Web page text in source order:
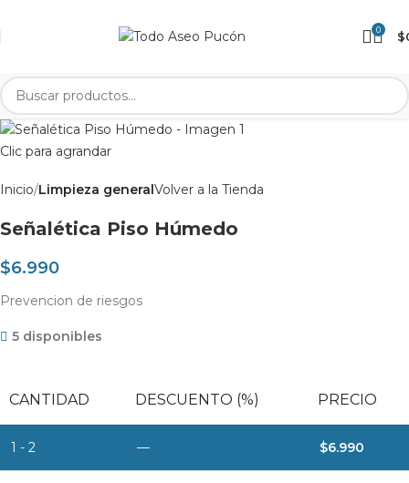
0 $
Clic para agrandar
Inicio Limpieza generalVolver a la Tienda
Señalética Piso Húmedo
$6.990
Prevencion de riesgos
5 disponibles
CANTIDAD DESCUENTO (%) PRECIO
1 - 2 — $6.990